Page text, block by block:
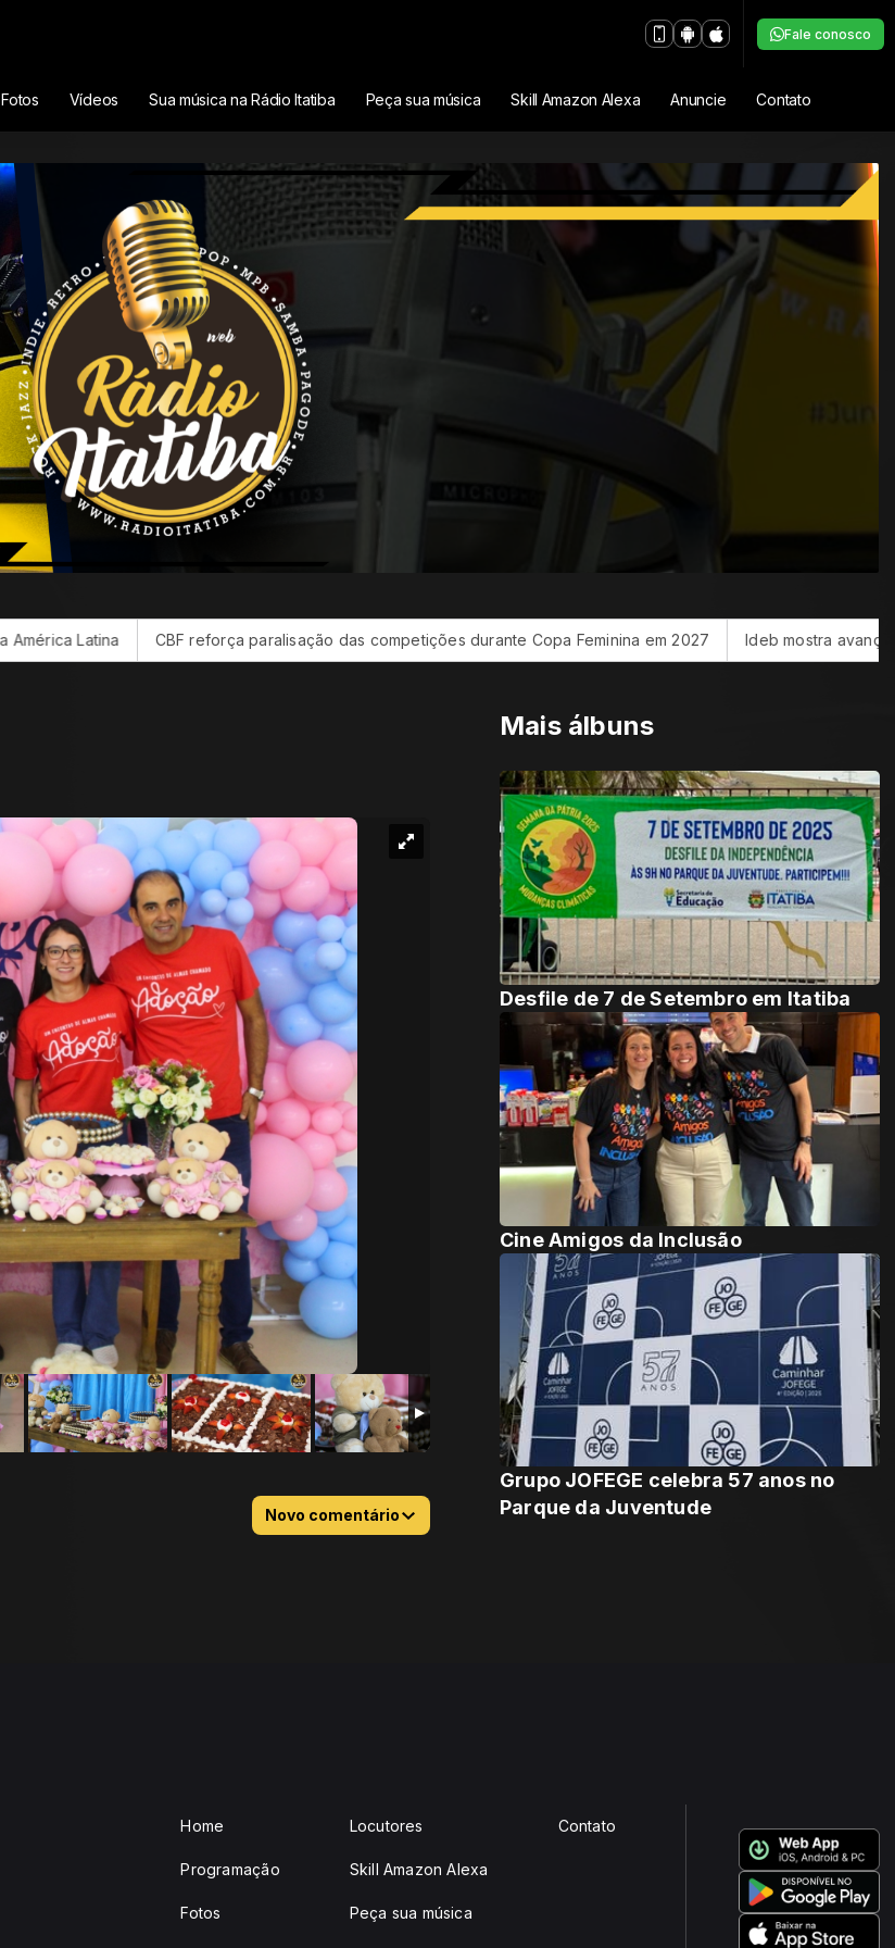
Fale conosco
Fotos Vídeos Sua música na Rádio Itatiba Peça sua música Skill Amazon Alexa Anuncie Contato
CBF reforça paralisação das competições durante Copa Feminina em 2027 Ideb mostra avanço da educação
Mais álbuns
Desfile de 7 de Setembro em Itatiba
Cine Amigos da Inclusão
Grupo JOFEGE celebra 57 anos no
Parque da Juventude
Novo comentário
Home
Programação
Fotos
Locutores
Skill Amazon Alexa
Peça sua música
Contato